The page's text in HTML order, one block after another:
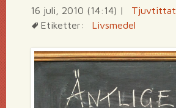
16 juli, 2010 (14:14) | Tjuvtittat
Etiketter:
Livsmedel